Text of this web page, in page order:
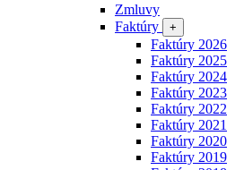
Zmluvy
Faktúry
+
Faktúry 2026
Faktúry 2025
Faktúry 2024
Faktúry 2023
Faktúry 2022
Faktúry 2021
Faktúry 2020
Faktúry 2019